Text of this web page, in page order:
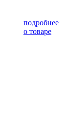
подробнее
о товаре